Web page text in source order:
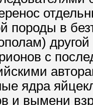
породы в
с
ядра
и вымени